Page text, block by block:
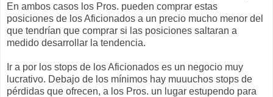
En ambos casos los Pros. pueden comprar estas
posiciones de los Aficionados a un precio mucho menor del
que tendrían que comprar si las posiciones saltaran a
medido desarrollar la tendencia.
Ir a por los stops de los Aficionados es un negocio muy
lucrativo. Debajo de los mínimos hay muuuchos stops de
pérdidas que ofrecen, a los Pros. un lugar estupendo para